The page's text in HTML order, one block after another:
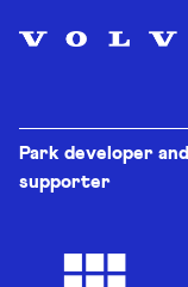
Park developer and
supporter